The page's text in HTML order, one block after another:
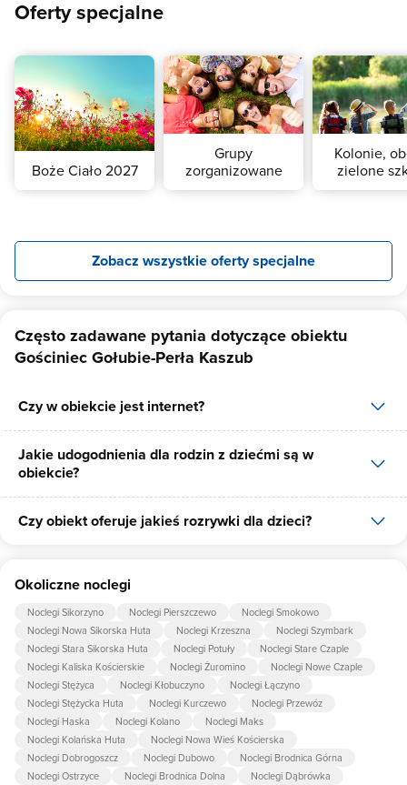
Oferty specjalne
Boże Ciało 2027
Grupy
zorganizowane
Kolonie,
zielone
Zobacz wszystkie oferty specjalne
Często zadawane pytania dotyczące obiektu
Gościniec Gołubie-Perła Kaszub
Czy w obiekcie jest internet?
Tak, Gościniec Gołubie-Perła Kaszub udostępnia dla swoich gości
internet.
Jakie udogodnienia dla rodzin z dziećmi są w
obiekcie?
Udogodnienia dla rodzin z dziećmi jakie oferuje Gościniec
Czy obiekt oferuje jakieś rozrywki dla dzieci?
huśtawka.
Okoliczne noclegi
Noclegi Sikorzyno Noclegi Pierszczewo
Noclegi Smokowo
Noclegi Nowa Sikorska Huta
Noclegi Krzeszna
Noclegi Szymbark
Noclegi Stara Sikorska Huta
Noclegi Potuły
Noclegi Stare Czaple
Noclegi Kaliska Kościerskie
Noclegi Żuromino
Noclegi Nowe Czaple
Noclegi Stężyca
Noclegi Kłobuczyno
Noclegi Łączyno
Noclegi Stężycka Huta
Noclegi Kurczewo
Noclegi Przewóz
Noclegi Haska
Noclegi Kolano
Noclegi Maks
Noclegi Kolańska Huta
Noclegi Nowa Wieś Kościerska
Noclegi Dobrogoszcz
Noclegi Dubowo
Noclegi Brodnica Górna
Noclegi Ostrzyce
Noclegi Brodnica Dolna
Noclegi Dąbrówka